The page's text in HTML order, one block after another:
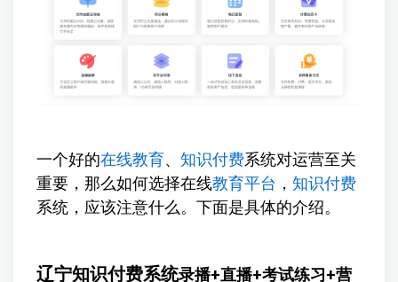
一个好的在线教育、 知识付费系统对运营至关
重要，那么如何选择在线教育平台 ， 知识付费
系统，应该注意什么。下面是具体的介绍。
辽宁知识付费系统录播+直播+考试练习+营